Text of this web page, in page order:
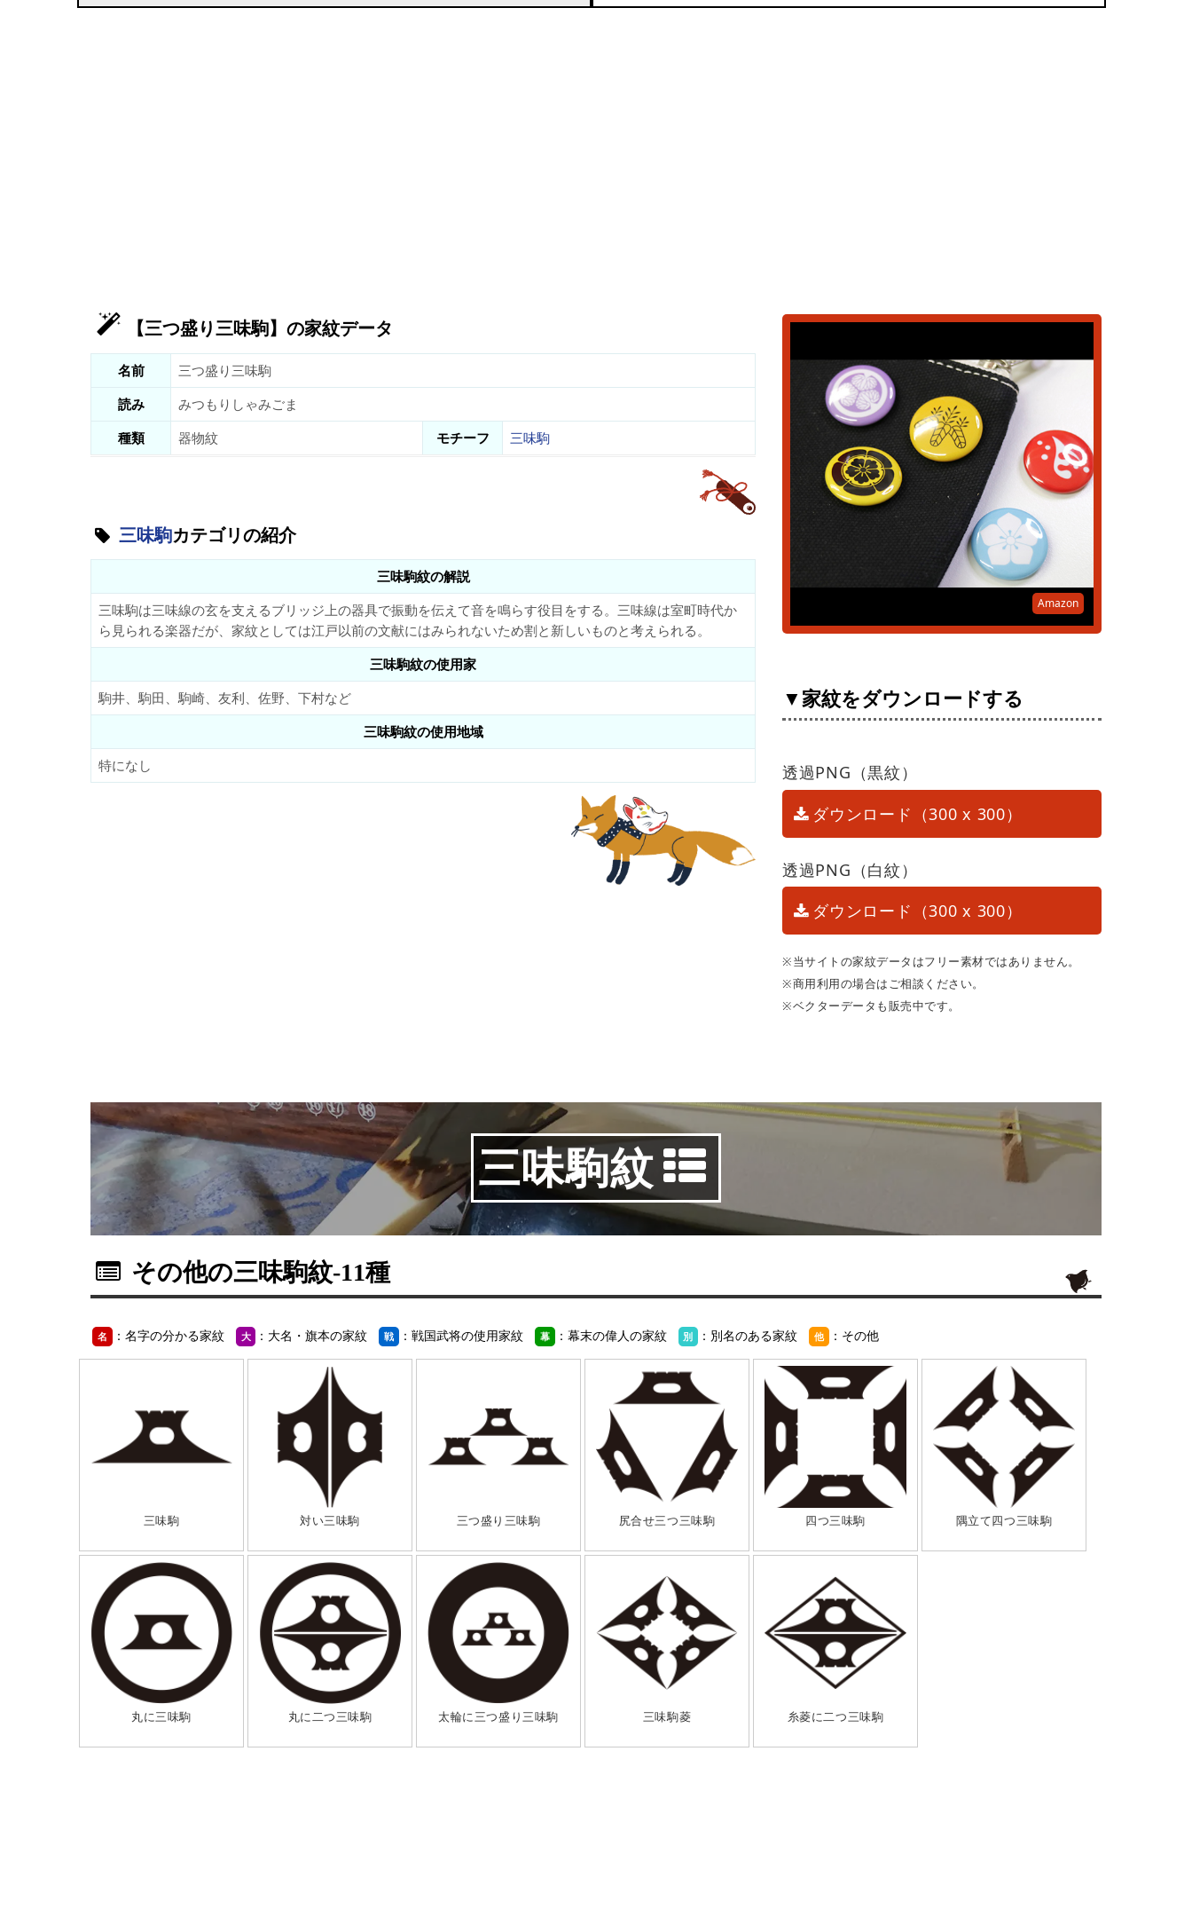
【三つ盛り三味駒】の家紋データ
名前
三つ盛り三味駒
読み
みつもりしゃみごま
種類
器物紋 モチーフ 三味駒
三味駒カテゴリの紹介
三味駒紋の解説
三味駒は三味線の玄を支えるブリッジ上の器具で振動を伝えて音を鳴らす役目をする。三味線は室町時代か
ら見られる楽器だが、家紋としては江戸以前の文献にはみられないため割と新しいものと考えられる。
三味駒紋の使用家
駒井、駒田、駒崎、友利、佐野、下村など
三味駒紋の使用地域
特になし
Amazon
▼家紋をダウンロードする
透過PNG（黒紋）
ダウンロード（300 x 300）
透過PNG（白紋）
ダウンロード（300 x 300）
※当サイトの家紋データはフリー素材ではありません。
※商用利用の場合はご相談ください。
※ベクターデータも販売中です。
三味駒紋
その他の三味駒紋-11種
名 ：名字の分かる家紋 大 ：大名・旗本の家紋 戦 ：戦国武将の使用家紋 幕 ：幕末の偉人の家紋 別 ：別名のある家紋 他 ：その他
三味駒 対い三味駒 三つ盛り三味駒 尻合せ三つ三味駒 四つ三味駒 隅立て四つ三味駒
丸に三味駒 丸に二つ三味駒 太輪に三つ盛り三味駒 三味駒菱 糸菱に二つ三味駒